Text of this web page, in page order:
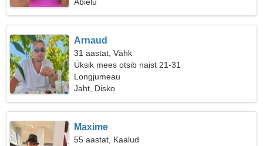
Arnaud
31 aastat, Vähk
Üksik mees otsib naist 21-31
Longjumeau
Jaht, Disko
Maxime
55 aastat, Kaalud